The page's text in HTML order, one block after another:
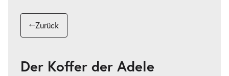
Suchtreffer:
Zurück
Der Koffer der Adele